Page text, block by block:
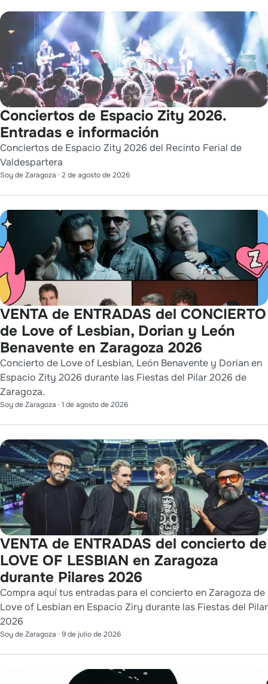
Conciertos de Espacio Zity 2026.
Entradas e información
Conciertos de Espacio Zity 2026 del Recinto Ferial de
Valdespartera
Soy de Zaragoza · 2 de agosto de 2026
VENTA de ENTRADAS del CONCIERTO
de Love of Lesbian, Dorian y León
Benavente en Zaragoza 2026
Concierto de Love of Lesbian, León Benavente y Dorian en
Espacio Zity 2026 durante las Fiestas del Pilar 2026 de
Zaragoza.
Soy de Zaragoza · 1 de agosto de 2026
VENTA de ENTRADAS del concierto de
LOVE OF LESBIAN en Zaragoza
durante Pilares 2026
Compra aquí tus entradas para el concierto en Zaragoza de
Love of Lesbian en Espacio Ziry durante las Fiestas del Pilar
2026
Soy de Zaragoza · 9 de julio de 2026